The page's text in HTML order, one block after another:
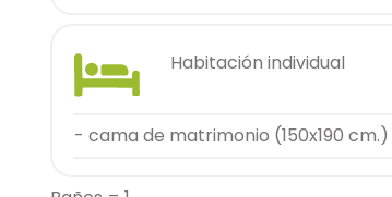
habitación individual
- cama de matrimonio (150x190 cm.)